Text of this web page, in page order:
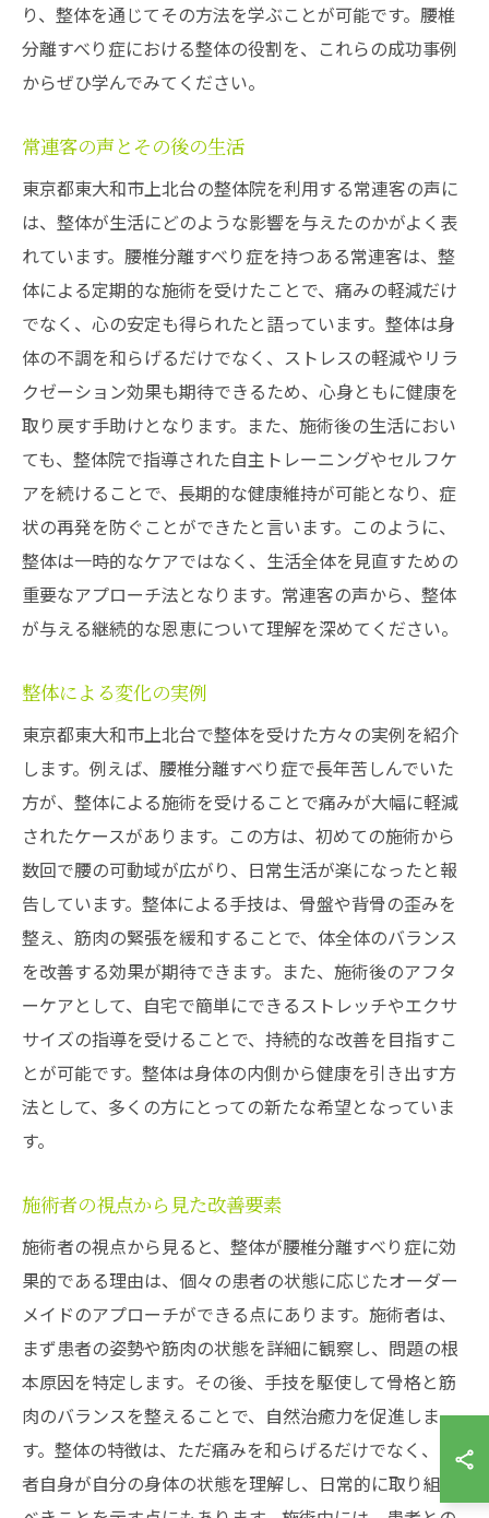
り、整体を通じてその方法を学ぶことが可能です。腰椎
分離すべり症における整体の役割を、これらの成功事例
からぜひ学んでみてください。
常連客の声とその後の生活
東京都東大和市上北台の整体院を利用する常連客の声に
は、整体が生活にどのような影響を与えたのかがよく表
れています。腰椎分離すべり症を持つある常連客は、整
体による定期的な施術を受けたことで、痛みの軽減だけ
でなく、心の安定も得られたと語っています。整体は身
体の不調を和らげるだけでなく、ストレスの軽減やリラ
クゼーション効果も期待できるため、心身ともに健康を
取り戻す手助けとなります。また、施術後の生活におい
ても、整体院で指導された自主トレーニングやセルフケ
アを続けることで、長期的な健康維持が可能となり、症
状の再発を防ぐことができたと言います。このように、
整体は一時的なケアではなく、生活全体を見直すための
重要なアプローチ法となります。常連客の声から、整体
が与える継続的な恩恵について理解を深めてください。
整体による変化の実例
東京都東大和市上北台で整体を受けた方々の実例を紹介
します。例えば、腰椎分離すべり症で長年苦しんでいた
方が、整体による施術を受けることで痛みが大幅に軽減
されたケースがあります。この方は、初めての施術から
数回で腰の可動域が広がり、日常生活が楽になったと報
告しています。整体による手技は、骨盤や背骨の歪みを
整え、筋肉の緊張を緩和することで、体全体のバランス
を改善する効果が期待できます。また、施術後のアフタ
ーケアとして、自宅で簡単にできるストレッチやエクサ
サイズの指導を受けることで、持続的な改善を目指すこ
とが可能です。整体は身体の内側から健康を引き出す方
法として、多くの方にとっての新たな希望となっていま
す。
施術者の視点から見た改善要素
施術者の視点から見ると、整体が腰椎分離すべり症に効
果的である理由は、個々の患者の状態に応じたオーダー
メイドのアプローチができる点にあります。施術者は、
まず患者の姿勢や筋肉の状態を詳細に観察し、問題の根
本原因を特定します。その後、手技を駆使して骨格と筋
肉のバランスを整えることで、自然治癒力を促進しま
す。整体の特徴は、ただ痛みを和らげるだけでなく、患
者自身が自分の身体の状態を理解し、日常的に取り組む